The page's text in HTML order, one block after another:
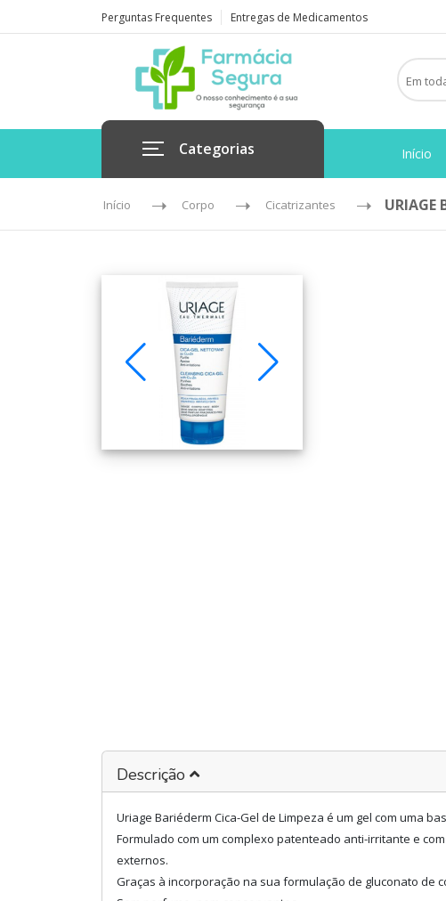
Perguntas Frequentes Entregas de Medicamentos
Categorias Início
Início Corpo Cicatrizantes URIAGE
Descrição
Uriage Bariéderm Cica-Gel de Limpeza é um gel com uma
Formulado com um complexo patenteado anti-irritante e
externos.
Graças à incorporação na sua formulação de gluconato